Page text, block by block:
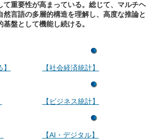
て重要性が高まっている。総じて、マルチヘ
然言語の多層的構造を理解し、高度な推論と
盤として機能し続ける。
【社会経済統計】
【ビジネス統計】
【AI・デジタル】